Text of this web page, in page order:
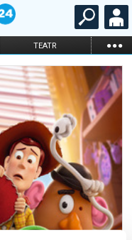
TEATR ...
STAND-UP
KARNETY